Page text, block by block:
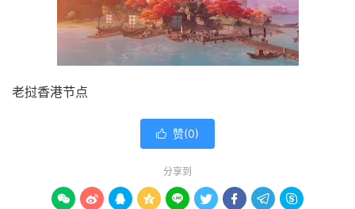
老挝香港节点
 赞(0)
分享到
        